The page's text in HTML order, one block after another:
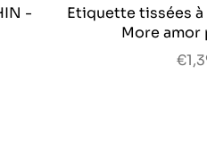
-
Etiquette tissées
More amor